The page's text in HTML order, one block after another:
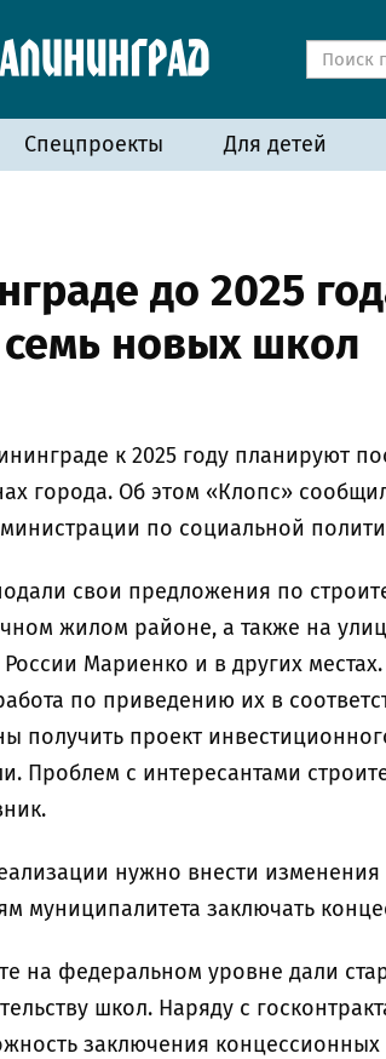
Спецпроекты Для детей
до 2025
семь новых школ
к 2025 году планируют
города. Об этом «Клопс»
по социальной
свои предложения по
жилом районе, а также на
России Мариенко и в других
по приведению их в
получить проект
Проблем с интересантами
нужно внести изменения
муниципалитета заключать
на федеральном уровне дали
школ. Наряду с
заключения